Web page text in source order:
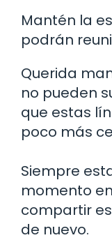
Mantén la
podrán
Querida
no pueden
que estas
poco más
Siempre
momento
compartir
de nuevo.